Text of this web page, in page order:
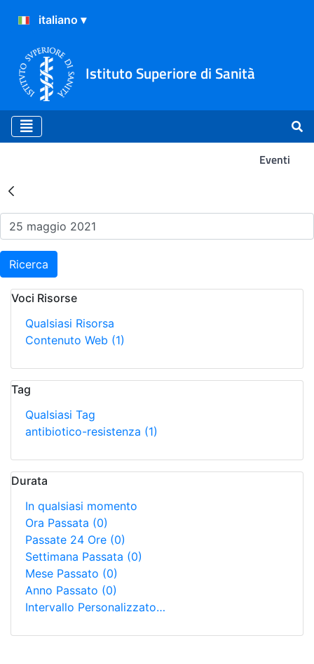
Istituto Superiore di Sanità
Eventi
Risultati della Ricerca -
Ricerca
Voci Risorse
Qualsiasi Risorsa
Contenuto Web (1)
Tag
Qualsiasi Tag
antibiotico-resistenza (1)
Durata
In qualsiasi momento
Ora Passata (0)
Passate 24 Ore (0)
Settimana Passata (0)
Mese Passato (0)
Anno Passato (0)
Intervallo Personalizzato…